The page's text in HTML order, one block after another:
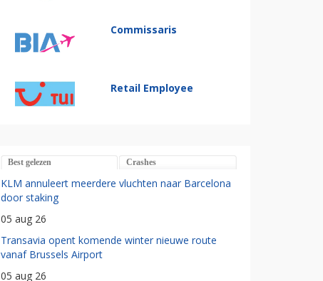
Commissaris
Retail Employee
Best gelezen Crashes
KLM annuleert meerdere vluchten naar Barcelona
door staking
05 aug 26
Transavia opent komende winter nieuwe route
vanaf Brussels Airport
05 aug 26